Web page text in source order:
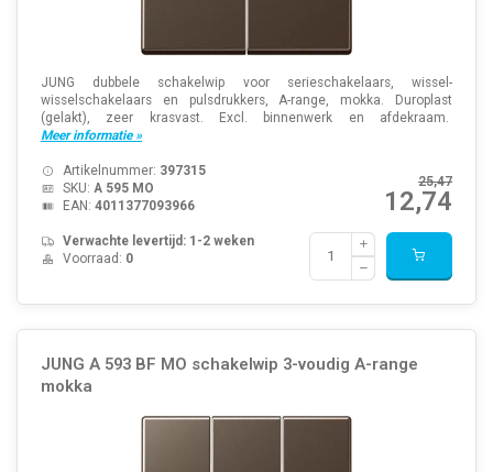
JUNG dubbele schakelwip voor serieschakelaars, wissel-
wisselschakelaars en pulsdrukkers, A-range, mokka. Duroplast
(gelakt), zeer krasvast. Excl. binnenwerk en afdekraam.
Meer informatie »
25,47
12,74
Artikelnummer: 397315
SKU: A 595 MO
EAN: 4011377093966
Verwachte levertijd: 1-2 weken
Voorraad: 0
JUNG A 593 BF MO schakelwip 3-voudig A-range
mokka